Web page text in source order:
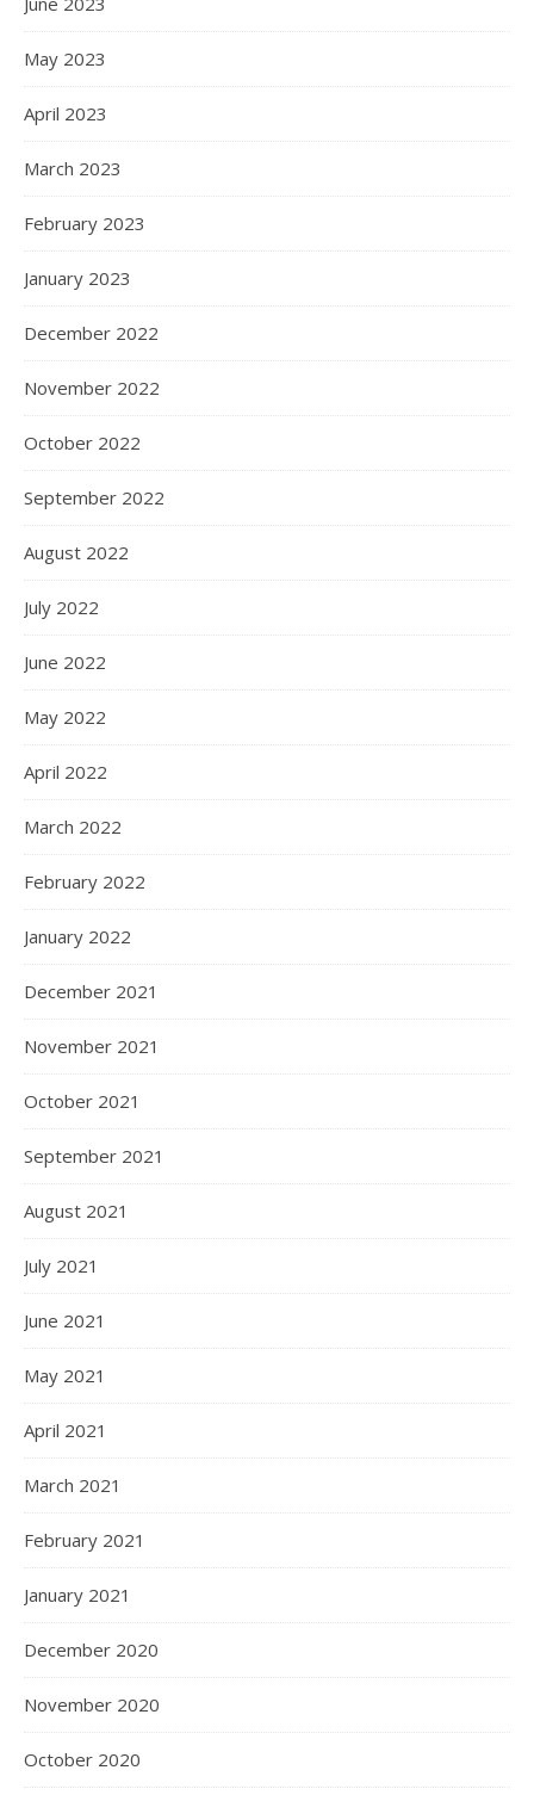
May 2023
April 2023
March 2023
February 2023
January 2023
December 2022
November 2022
October 2022
September 2022
August 2022
July 2022
June 2022
May 2022
April 2022
March 2022
February 2022
January 2022
December 2021
November 2021
October 2021
September 2021
August 2021
July 2021
June 2021
May 2021
April 2021
March 2021
February 2021
January 2021
December 2020
November 2020
October 2020